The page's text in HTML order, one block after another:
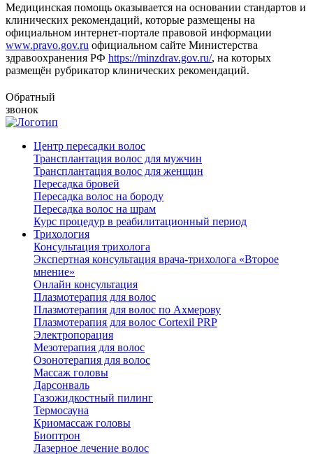
Медицинская помощь оказывается на основании стандартов и
клинических рекомендаций, которые размещены на
официальном интернет-портале правовой информации
www.pravo.gov.ru официальном сайте Министерства
здравоохранения РФ https://minzdrav.gov.ru/, на которых
размещён рубрикатор клинических рекомендаций.
Обратный
звонок
Центр пересадки волос
Трансплантация волос для мужчин
Трансплантация волос для женщин
Пересадка бровей
Пересадка волос на бороду
Пересадка волос на шрам
Курс процедур в реабилитационный период
Трихология
Консультация трихолога
Экспертная консультация врача-трихолога «Второе
мнение»
Онлайн консультация
Плазмотерапия для волос
Плазмотерапия для волос по Ахмерову
Плазмотерапия для волос Cortexil PRP
Электропорация
Мезотерапия для волос
Озонотерапия для волос
Массаж головы
Дарсонваль
Газожидкостный пилинг
Термосауна
Криомассаж головы
Биоптрон
Лазерное лечение волос